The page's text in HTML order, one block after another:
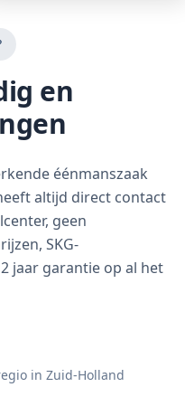
en
éénmanszaak
altijd direct contact
geen
SKG-
jaar garantie op al het
in Zuid-Holland